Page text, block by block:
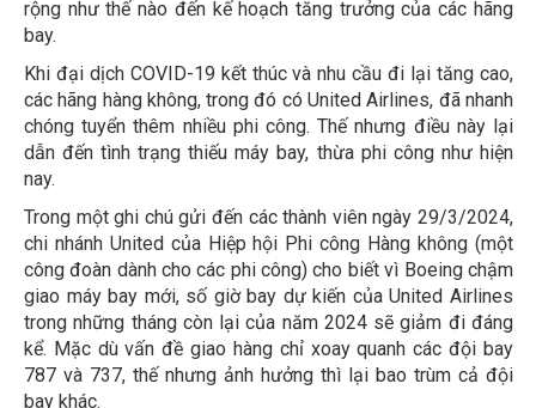
rộng như thế nào đến kế hoạch tăng trưởng của các hãng
bay.
Khi đại dịch COVID-19 kết thúc và nhu cầu đi lại tăng cao,
các hãng hàng không, trong đó có United Airlines, đã nhanh
chóng tuyển thêm nhiều phi công. Thế nhưng điều này lại
dẫn đến tình trạng thiếu máy bay, thừa phi công như hiện
nay.
Trong một ghi chú gửi đến các thành viên ngày 29/3/2024,
chi nhánh United của Hiệp hội Phi công Hàng không (một
công đoàn dành cho các phi công) cho biết vì Boeing chậm
giao máy bay mới, số giờ bay dự kiến của United Airlines
trong những tháng còn lại của năm 2024 sẽ giảm đi đáng
kể. Mặc dù vấn đề giao hàng chỉ xoay quanh các đội bay
787 và 737, thế nhưng ảnh hưởng thì lại bao trùm cả đội
bay khác.